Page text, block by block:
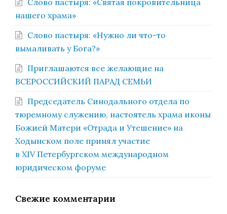
нашего храма»
Слово пастыря: «Нужно ли что-то
вымаливать у Бога?»
Приглашаются все желающие на
ВСЕРОССИЙСКИЙ ПАРАД СЕМЬИ
Председатель Синодального отдела по
тюремному служению, настоятель храма иконы
Божией Матери «Отрада и Утешение» на
Ходынском поле принял участие
в XIV Петербургском международном
юридическом форуме
Свежие комментарии